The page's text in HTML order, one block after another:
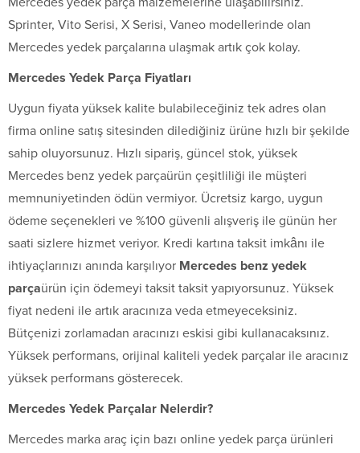
Sprinter, Vito Serisi, X Serisi, Vaneo modellerinde olan
Mercedes yedek parçalarına ulaşmak artık çok kolay.
Mercedes Yedek Parça Fiyatları
Uygun fiyata yüksek kalite bulabileceğiniz tek adres olan
firma online satış sitesinden dilediğiniz ürüne hızlı bir şekilde
sahip oluyorsunuz. Hızlı sipariş, güncel stok, yüksek
Mercedes benz yedek parçaürün çeşitliliği ile müşteri
memnuniyetinden ödün vermiyor. Ücretsiz kargo, uygun
ödeme seçenekleri ve %100 güvenli alışveriş ile günün her
saati sizlere hizmet veriyor. Kredi kartına taksit imkânı ile
ihtiyaçlarınızı anında karşılıyor Mercedes benz yedek
parçaürün için ödemeyi taksit taksit yapıyorsunuz. Yüksek
fiyat nedeni ile artık aracınıza veda etmeyeceksiniz.
Bütçenizi zorlamadan aracınızı eskisi gibi kullanacaksınız.
Yüksek performans, orijinal kaliteli yedek parçalar ile aracınız
yüksek performans gösterecek.
Mercedes Yedek Parçalar Nelerdir?
Mercedes marka araç için bazı online yedek parça ürünleri